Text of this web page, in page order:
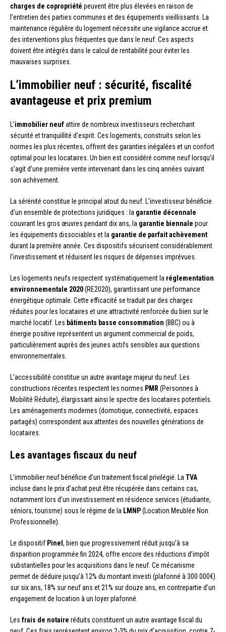
charges de copropriété peuvent être plus élevées en raison de
l’entretien des parties communes et des équipements vieillissants. La
maintenance régulière du logement nécessite une vigilance accrue et
des interventions plus fréquentes que dans le neuf. Ces aspects
doivent être intégrés dans le calcul de rentabilité pour éviter les
mauvaises surprises.
L’immobilier neuf : sécurité, fiscalité
avantageuse et prix premium
L’immobilier neufattire de nombreux investisseurs recherchant
sécurité et tranquillité d’esprit. Ces logements, construits selon les
normes les plus récentes, offrent des garanties inégalées et un confort
optimal pour les locataires. Un bien est considéré comme neuf lorsqu’il
s’agit d’une première vente intervenant dans les cinq années suivant
son achèvement.
La sérénité constitue le principal atout du neuf. L’investisseur bénéficie
d’un ensemble de protections juridiques : la garantie décennale
couvrant les gros œuvres pendant dix ans, la garantie biennale pour
les équipements dissociables et la garantie de parfait achèvement
durant la première année. Ces dispositifs sécurisent considérablement
l’investissement et réduisent les risques de dépenses imprévues.
Les logements neufs respectent systématiquement la réglementation
environnementale 2020(RE2020), garantissant une performance
énergétique optimale. Cette efficacité se traduit par des charges
réduites pour les locataires et une attractivité renforcée du bien sur le
marché locatif. Les bâtiments basse consommation (BBC) ou à
énergie positive représentent un argument commercial de poids,
particulièrement auprès des jeunes actifs sensibles aux questions
environnementales.
L’accessibilité constitue un autre avantage majeur du neuf. Les
constructions récentes respectent les normes PMR (Personnes à
Mobilité Réduite), élargissant ainsi le spectre des locataires potentiels.
Les aménagements modernes (domotique, connectivité, espaces
partagés) correspondent aux attentes des nouvelles générations de
locataires.
Les avantages fiscaux du neuf
L’immobilier neuf bénéficie d’un traitement fiscal privilégié. La TVA
incluse dans le prix d’achat peut être récupérée dans certains cas,
notamment lors d’un investissement en résidence services (étudiante,
séniors, tourisme) sous le régime de la LMNP(Location Meublée Non
Professionnelle).
Le dispositif Pinel , bien que progressivement réduit jusqu’à sa
disparition programmée fin 2024, offre encore des réductions d’impôt
substantielles pour les acquisitions dans le neuf. Ce mécanisme
permet de déduire jusqu’à 12% du montant investi (plafonné à 300 000€)
sur six ans, 18% sur neuf ans et 21% sur douze ans, en contrepartie d’un
engagement de location à un loyer plafonné.
Les frais de notaire réduits constituent un autre avantage fiscal du